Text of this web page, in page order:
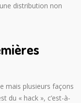
distribution non
mais plusieurs façons
du « hack », c’est-à-